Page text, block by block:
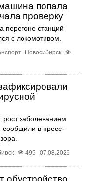
попала
проверку
перегоне станций
с локомотивом.
Новосибирск
рост заболеванием
сообщили в пресс-
495 07.08.2026
обустройство